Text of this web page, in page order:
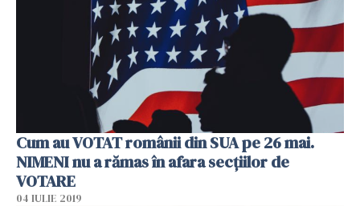
Cum au VOTAT românii din SUA pe 26 mai.
NIMENI nu a rămas în afara secţiilor de
VOTARE
04 IULIE 2019